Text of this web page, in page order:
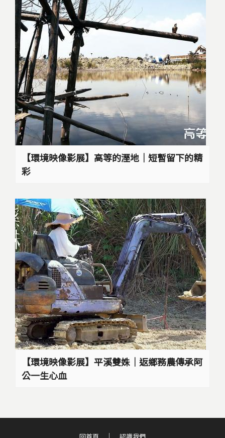
【環境映像影展】高等的溼地｜短暫留下的精
彩
【環境映像影展】平溪雙姝｜返鄉務農傳承阿
公一生心血